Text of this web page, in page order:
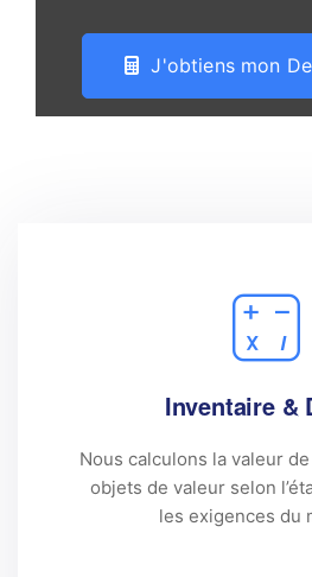
J'obtiens mon
Inventaire &
Nous calculons la valeur
objets de valeur selon
les exigences du